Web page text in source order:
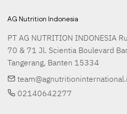
AG Nutrition Indonesia
PT AG NUTRITION INDONESIA
70 & 71 Jl. Scientia Boulevard
Tangerang, Banten 15334
02140642277